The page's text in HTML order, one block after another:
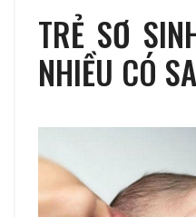
TRẺ SƠ
NHIỀU CÓ